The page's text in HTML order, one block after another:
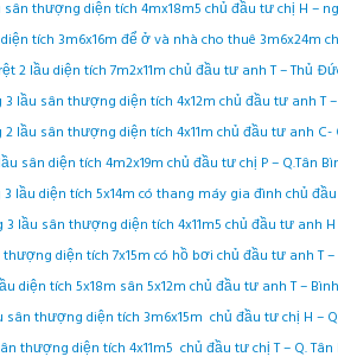
thượng diện tích 4mx18m5 chủ đầu tư chị H –
tích 3m6x16m để ở và nhà cho thuê 3m6x24m
lầu diện tích 7m2x11m chủ đầu tư anh T – Thủ
lầu sân thượng diện tích 4x12m chủ đầu tư anh T
lầu sân thượng diện tích 4x11m chủ đầu tư anh C-
sân diện tích 4m2x19m chủ đầu tư chị P – Q.Tân
lầu diện tích 5x14m có thang máy gia đình chủ đầu
lầu sân thượng diện tích 4x11m5 chủ đầu tư anh H
diện tích 7x15m có hồ bơi chủ đầu tư anh T –
diện tích 5x18m sân 5x12m chủ đầu tư anh T –
thượng diện tích 3m6x15m chủ đầu tư chị H –
thượng diện tích 4x11m5 chủ đầu tư chị T – Q. Tân